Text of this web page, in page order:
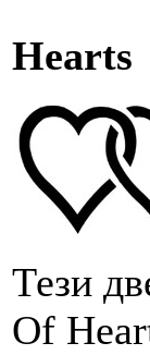
Hearts
Тези
Of